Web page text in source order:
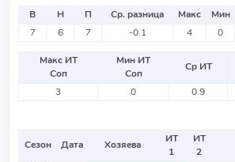
В Н П Ср. разница Макс Мин
7
6 7 -0.1 4 0
Макс ИТ
Соп
Мин ИТ
Соп
Ср ИТ
3
0 0.9
Сезон Дата Хозяева
ИТ
1
ИТ
2